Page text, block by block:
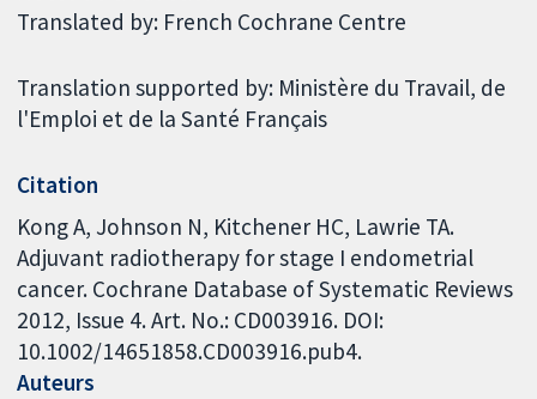
Translated by: French Cochrane Centre
Translation supported by: Ministère du Travail, de
l'Emploi et de la Santé Français
Citation
Kong A, Johnson N, Kitchener HC, Lawrie TA.
Adjuvant radiotherapy for stage I endometrial
cancer. Cochrane Database of Systematic Reviews
2012, Issue 4. Art. No.: CD003916. DOI:
10.1002/14651858.CD003916.pub4.
Auteurs